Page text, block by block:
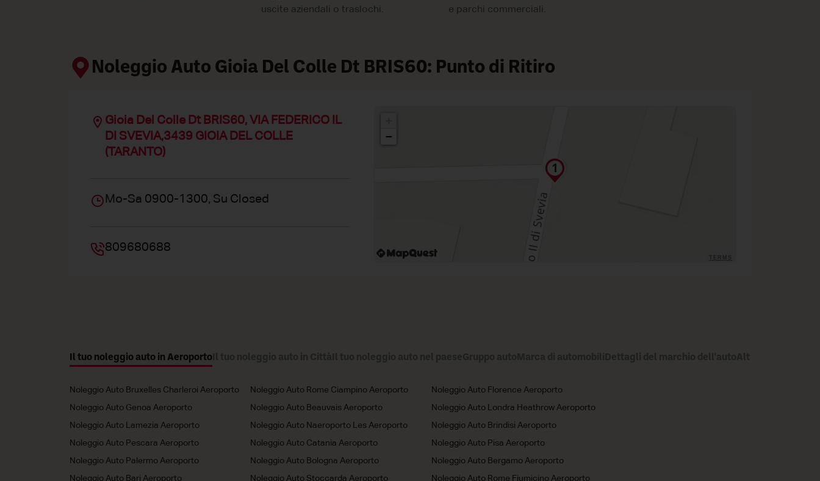
uscite aziendali o traslochi.
e parchi commerciali.
Noleggio Auto Gioia Del Colle Dt BRIS60: Punto di Ritiro
−
Gioia Del Colle Dt BRIS60, VIA FEDERICO IL
DI SVEVIA,3439 GIOIA DEL COLLE
(TARANTO)
Mo-Sa 0900-1300, Su Closed
809680688
Il tuo noleggio auto in Aeroporto
Noleggio Auto Bruxelles Charleroi Aeroporto Noleggio Auto Rome Ciampino Aeroporto Noleggio Auto Florence Aeroporto
Noleggio Auto Genoa Aeroporto Noleggio Auto Beauvais Aeroporto Noleggio Auto Londra Heathrow Aeroporto
Noleggio Auto Lamezia Aeroporto Noleggio Auto Naeroporto Les Aeroporto Noleggio Auto Brindisi Aeroporto
Noleggio Auto Pescara Aeroporto Noleggio Auto Catania Aeroporto Noleggio Auto Pisa Aeroporto
Noleggio Auto Palermo Aeroporto Noleggio Auto Bologna Aeroporto Noleggio Auto Bergamo Aeroporto
Noleggio Auto Bari Aeroporto Noleggio Auto Stoccarda Aeroporto Noleggio Auto Rome Fiumicino Aeroporto